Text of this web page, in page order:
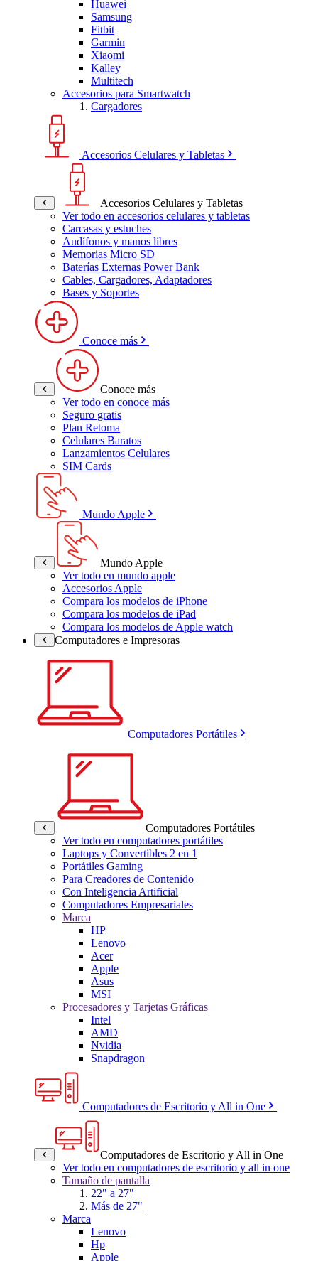
Huawei
Samsung
Fitbit
Garmin
Xiaomi
Kalley
Multitech
Accesorios para Smartwatch
Cargadores
Accesorios Celulares y Tabletas
Accesorios Celulares y Tabletas
Ver todo en accesorios celulares y tabletas
Carcasas y estuches
Audífonos y manos libres
Memorias Micro SD
Baterías Externas Power Bank
Cables, Cargadores, Adaptadores
Bases y Soportes
Conoce más
Conoce más
Ver todo en conoce más
Seguro gratis
Plan Retoma
Celulares Baratos
Lanzamientos Celulares
SIM Cards
Mundo Apple
Mundo Apple
Ver todo en mundo apple
Accesorios Apple
Compara los modelos de iPhone
Compara los modelos de iPad
Compara los modelos de Apple watch
Computadores e Impresoras
Computadores Portátiles
Computadores Portátiles
Ver todo en computadores portátiles
Laptops y Convertibles 2 en 1
Portátiles Gaming
Para Creadores de Contenido
Con Inteligencia Artificial
Computadores Empresariales
Marca
HP
Lenovo
Acer
Apple
Asus
MSI
Procesadores y Tarjetas Gráficas
Intel
AMD
Nvidia
Snapdragon
Computadores de Escritorio y All in One
Computadores de Escritorio y All in One
Ver todo en computadores de escritorio y all in one
Tamaño de pantalla
22" a 27"
Más de 27"
Marca
Lenovo
Hp
Apple